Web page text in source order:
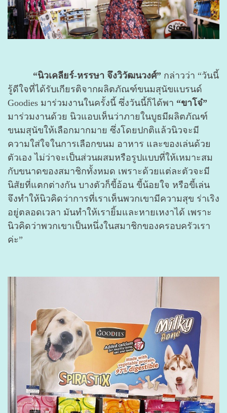
“นิวเคลียร์-หรรษา จึงวิวัฒนวงศ์” กล่าวว่า “วันนี้
รู้ดีใจที่ได้รับเกียรติจากผลิตภัณฑ์ขนมสุนัขแบรนด์
Goodies มาร่วมงานในครั้งนี้ ซึ่งวันนี้ก็ได้พา “ขาโจ๋”
มาร่วมงานด้วย นิวแอบเห็นว่าภายในบูธมีผลิตภัณฑ์
ขนมสุนัขให้เลือกมากมาย ซึ่งโดยปกติแล้วนิวจะมี
ความใส่ใจในการเลือกขนม อาหาร และของเล่นด้วย
ตัวเอง ไม่ว่าจะเป็นส่วนผสมหรือรูปแบบที่ให้เหมาะสม
กับขนาดของสมาชิกทั้งหมด เพราะด้วยแต่ละตัวจะมี
นิสัยที่แตกต่างกัน บางตัวก็ขี้อ้อน ขี้น้อยใจ หรือขี้เล่น
จึงทำให้นิวคิดว่าการที่เราเห็นพวกเขามีความสุข ร่าเริง
อยู่ตลอดเวลา มันทำให้เรายิ้มและหายเหงาได้ เพราะ
นิวคิดว่าพวกเขาเป็นหนึ่งในสมาชิกของครอบครัวเรา
ค่ะ”